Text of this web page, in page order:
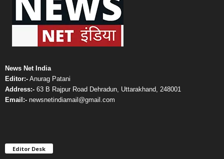
News Net India
Editor:- Anurag Patani
Address:- 63 B Rajpur Road Dehradun, Uttarakhand, 248001
Email:- newsnetindiamail@gmail.com
Editor Desk